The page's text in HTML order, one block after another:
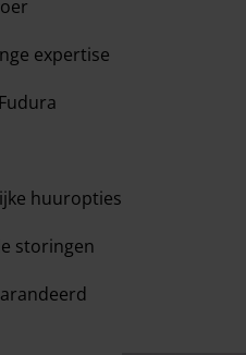
expertise
huuropties
storingen